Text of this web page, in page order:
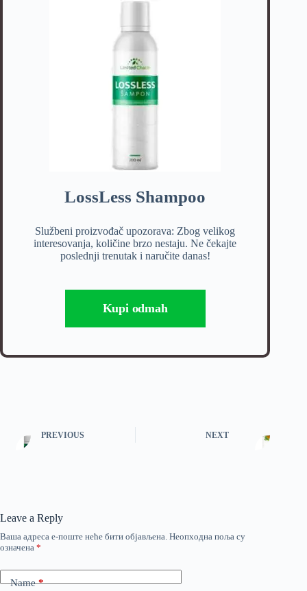
LossLess Shampoo
Službeni proizvođač upozorava: Zbog velikog
interesovanja, količine brzo nestaju. Ne čekajte
poslednji trenutak i naručite danas!
Kupi odmah
PREVIOUS NEXT
Leave a Reply
Ваша адреса е-поште неће бити објављена. Неопходна поља су
означена *
Name*